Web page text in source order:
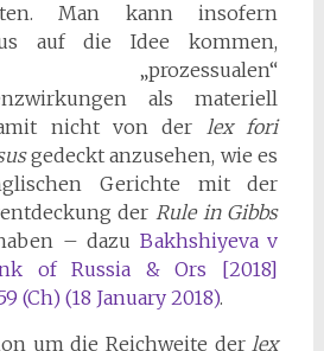
Man kann insofern
auf die Idee kommen,
„prozessualen“
als materiell
nicht von der lex fori
gedeckt anzusehen, wie es
Gerichte mit der
der Rule in Gibbs
– dazu Bakhshiyeva v
of Russia & Ors [2018]
(Ch) (18 January 2018).
um die Reichweite derlex